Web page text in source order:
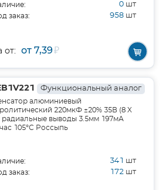
0 шт
заказ: 958 шт
от: от 7,39₽
Функциональный аналог
алюминиевый
220мкФ ±20% 35В (8 X
радиальные выводы 3.5мм 197мА
105°С Россыпь
341 шт
заказ: 172 шт